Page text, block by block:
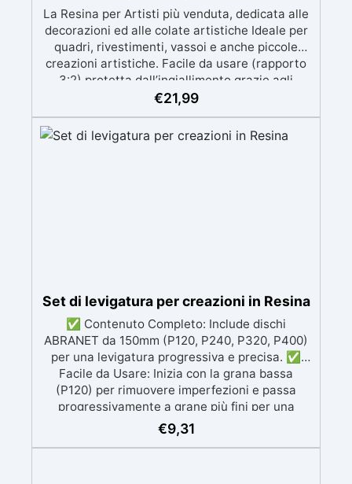
La Resina per Artisti più venduta, dedicata alle
decorazioni ed alle colate artistiche Ideale per
quadri, rivestimenti, vassoi e anche piccole
creazioni artistiche. Facile da usare (rapporto
3:2) protetta dall’ingiallimento grazie agli
speciali filtri UV Formula densa : non cola via,
in 12-24h garantendo una superficie lucida e
brillante
€21,99
Set di levigatura per creazioni in Resina
✅ Contenuto Completo: Include dischi
ABRANET da 150mm (P120, P240, P320, P400)
per una levigatura progressiva e precisa. ✅
Facile da Usare: Inizia con la grana bassa
(P120) per rimuovere imperfezioni e passa
progressivamente a grane più fini per una
finitura omogenea. ✅ Tecnologia Avanzata: I
dischi retati favoriscono l'aspirazione della
€9,31